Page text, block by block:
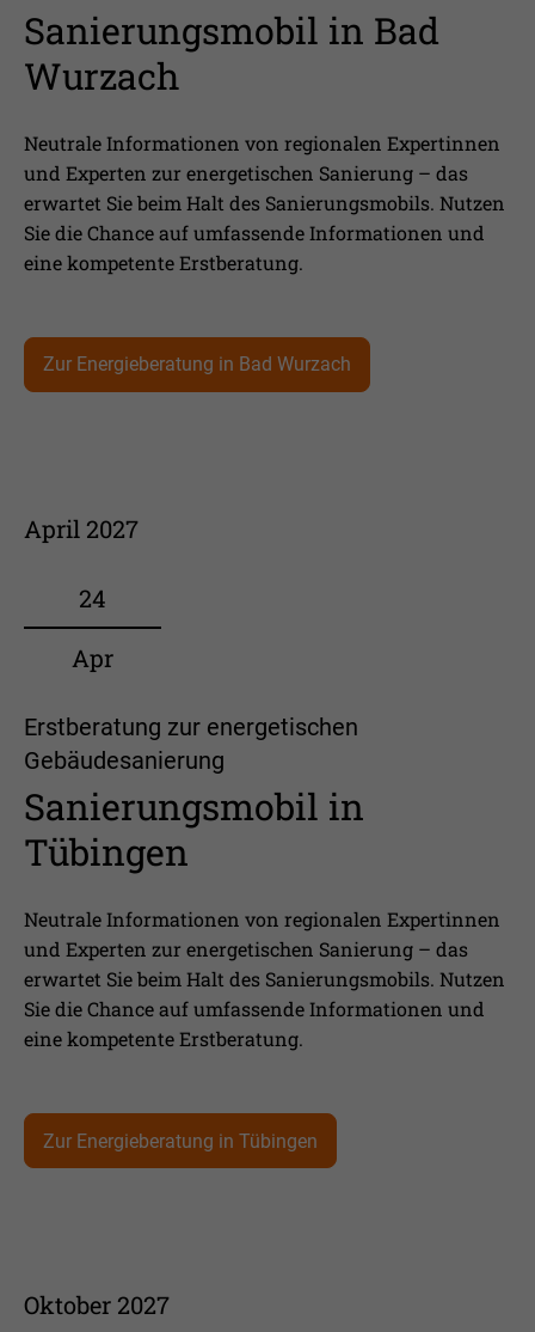
Sanierungsmobil in Bad
Wurzach
Neutrale Informationen von regionalen Expertinnen
und Experten zur energetischen Sanierung – das
erwartet Sie beim Halt des Sanierungsmobils. Nutzen
Sie die Chance auf umfassende Informationen und
eine kompetente Erstberatung.
Zur Energieberatung in Bad Wurzach
April 2027
24
Apr
Erstberatung zur energetischen
Gebäudesanierung
Sanierungsmobil in
Tübingen
Neutrale Informationen von regionalen Expertinnen
und Experten zur energetischen Sanierung – das
erwartet Sie beim Halt des Sanierungsmobils. Nutzen
Sie die Chance auf umfassende Informationen und
eine kompetente Erstberatung.
Zur Energieberatung in Tübingen
Oktober 2027